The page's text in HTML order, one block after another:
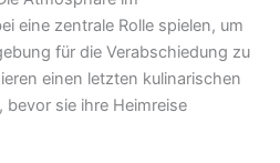
eine zentrale Rolle spielen, um
für die Verabschiedung zu
einen letzten kulinarischen
sie ihre Heimreise